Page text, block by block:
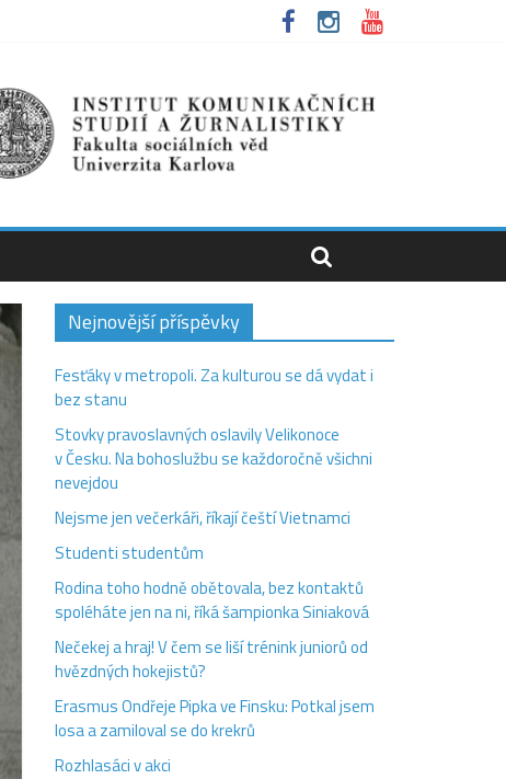
Nejnovější příspěvky
Fesťáky v metropoli. Za kulturou se dá vydat i
bez stanu
Stovky pravoslavných oslavily Velikonoce
v Česku. Na bohoslužbu se každoročně všichni
nevejdou
Nejsme jen večerkáři, říkají čeští Vietnamci
Studenti studentům
Rodina toho hodně obětovala, bez kontaktů
spoléháte jen na ni, říká šampionka Siniaková
Nečekej a hraj! V čem se liší trénink juniorů od
hvězdných hokejistů?
Erasmus Ondřeje Pipka ve Finsku: Potkal jsem
losa a zamiloval se do krekrů
Rozhlasáci v akci